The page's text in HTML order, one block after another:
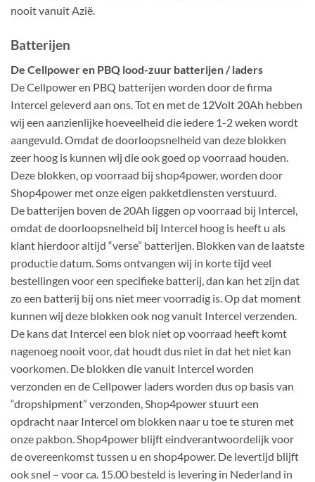
nooit vanuit Azië.
Batterijen
De Cellpower en PBQ lood-zuur batterijen / laders
De Cellpower en PBQ batterijen worden door de firma
Intercel geleverd aan ons. Tot en met de 12Volt 20Ah hebben
wij een aanzienlijke hoeveelheid die iedere 1-2 weken wordt
aangevuld. Omdat de doorloopsnelheid van deze blokken
zeer hoog is kunnen wij die ook goed op voorraad houden.
Deze blokken, op voorraad bij shop4power, worden door
Shop4power met onze eigen pakketdiensten verstuurd.
De batterijen boven de 20Ah liggen op voorraad bij Intercel,
omdat de doorloopsnelheid bij Intercel hoog is heeft u als
klant hierdoor altijd “verse” batterijen. Blokken van de laatste
productie datum. Soms ontvangen wij in korte tijd veel
bestellingen voor een specifieke batterij, dan kan het zijn dat
zo een batterij bij ons niet meer voorradig is. Op dat moment
kunnen wij deze blokken ook nog vanuit Intercel verzenden.
De kans dat Intercel een blok niet op voorraad heeft komt
nagenoeg nooit voor, dat houdt dus niet in dat het niet kan
voorkomen. De blokken die vanuit Intercel worden
verzonden en de Cellpower laders worden dus op basis van
“dropshipment” verzonden, Shop4power stuurt een
opdracht naar Intercel om blokken naar u toe te sturen met
onze pakbon. Shop4power blijft eindverantwoordelijk voor
de overeenkomst tussen u en shop4power. De levertijd blijft
ook snel – voor ca. 15.00 besteld is levering in Nederland in